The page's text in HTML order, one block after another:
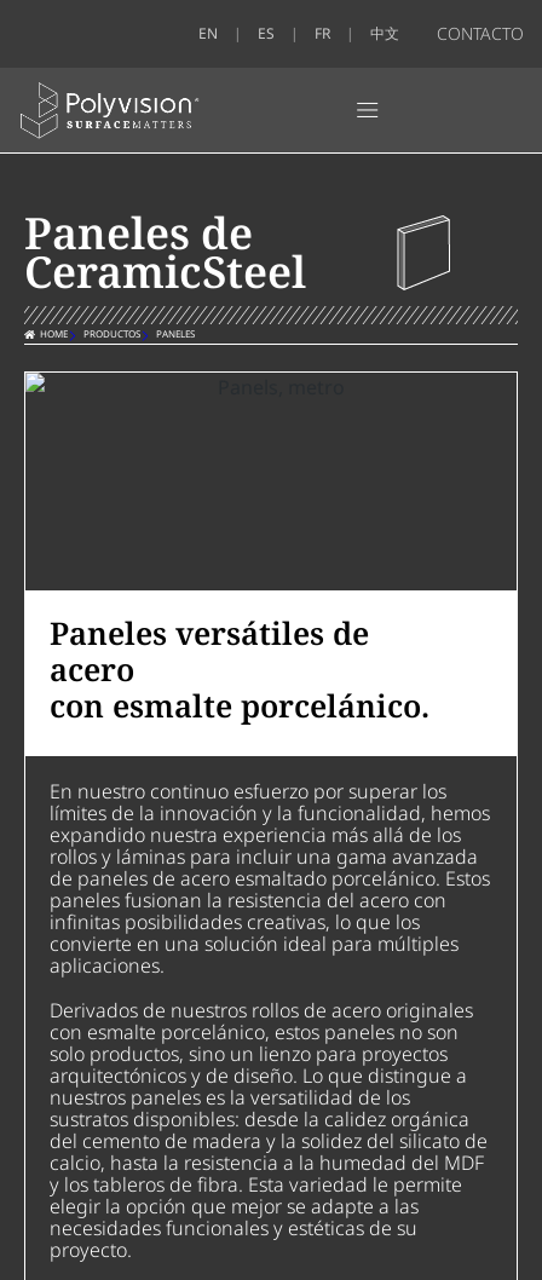
EN ES FR 中文 CONTACTO
Paneles de
CeramicSteel
HOME PRODUCTOS PANELES
Paneles versátiles de
acero
con esmalte porcelánico.
En nuestro continuo esfuerzo por superar los
límites de la innovación y la funcionalidad, hemos
expandido nuestra experiencia más allá de los
rollos y láminas para incluir una gama avanzada
de paneles de acero esmaltado porcelánico. Estos
paneles fusionan la resistencia del acero con
infinitas posibilidades creativas, lo que los
convierte en una solución ideal para múltiples
aplicaciones.
Derivados de nuestros rollos de acero originales
con esmalte porcelánico, estos paneles no son
solo productos, sino un lienzo para proyectos
arquitectónicos y de diseño. Lo que distingue a
nuestros paneles es la versatilidad de los
sustratos disponibles: desde la calidez orgánica
del cemento de madera y la solidez del silicato de
calcio, hasta la resistencia a la humedad del MDF
y los tableros de fibra. Esta variedad le permite
elegir la opción que mejor se adapte a las
necesidades funcionales y estéticas de su
proyecto.